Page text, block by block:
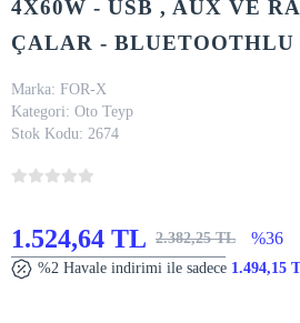
4X60W - USB , AUX VE
ÇALAR - BLUETOOTHLU
Marka: FOR-X
Kategori: Oto Teyp
Stok Kodu: 2674
1.524,64 TL 2.382,25 TL %36
%2 Havale indirimi ile sadece 1.494,15